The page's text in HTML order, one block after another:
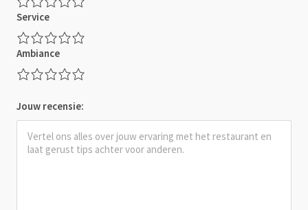
Service
Ambiance
Jouw recensie: